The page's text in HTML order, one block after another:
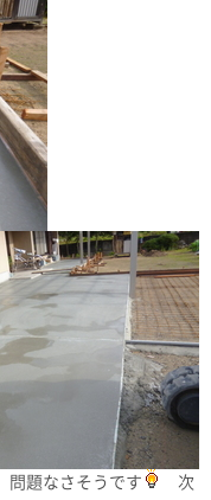
問題なさそうです
次